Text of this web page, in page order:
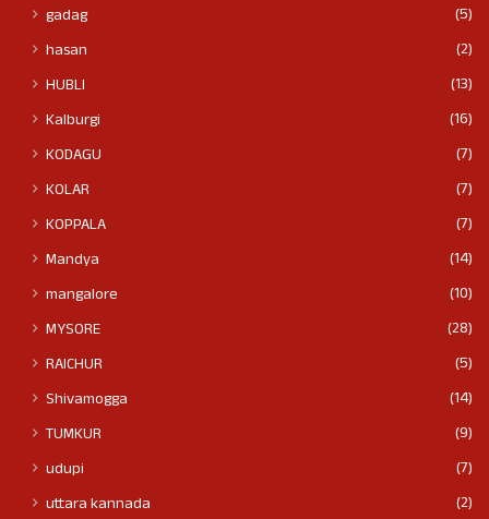
gadag
(5)
hasan
(2)
HUBLI
(13)
Kalburgi
(16)
KODAGU
(7)
KOLAR
(7)
KOPPALA
(7)
Mandya
(14)
mangalore
(10)
MYSORE
(28)
RAICHUR
(5)
Shivamogga
(14)
TUMKUR
(9)
udupi
(7)
uttara kannada
(2)